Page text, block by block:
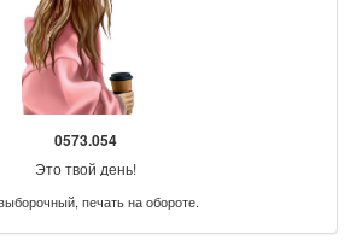
0573.054
Это твой день!
печать на обороте.